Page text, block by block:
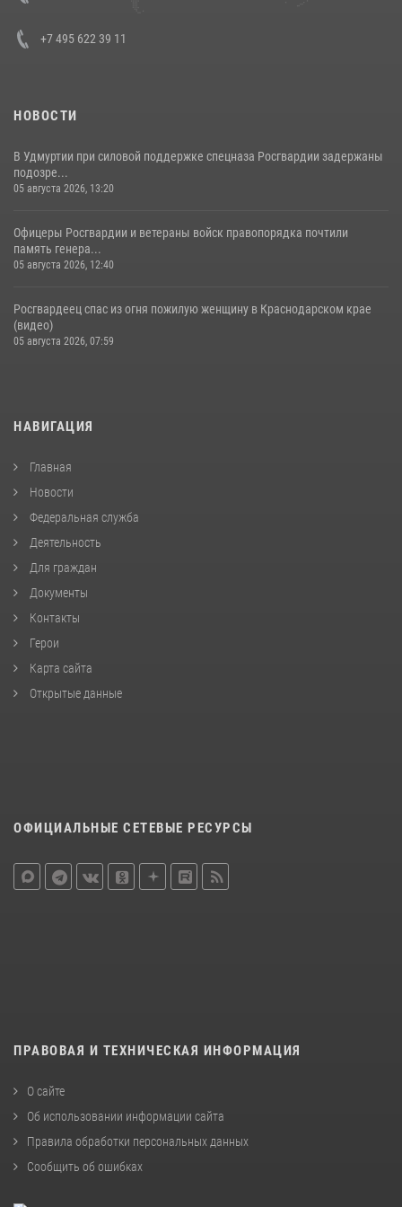
+7 495 622 39 11
НОВОСТИ
В Удмуртии при силовой поддержке спецназа Росгвардии задержаны
подозре...
05 августа 2026, 13:20
Офицеры Росгвардии и ветераны войск правопорядка почтили
память генера...
05 августа 2026, 12:40
Росгвардеец спас из огня пожилую женщину в Краснодарском крае
(видео)
05 августа 2026, 07:59
НАВИГАЦИЯ
Главная
Новости
Федеральная служба
Деятельность
Для граждан
Документы
Контакты
Герои
Карта сайта
Открытые данные
ОФИЦИАЛЬНЫЕ СЕТЕВЫЕ РЕСУРСЫ
ПРАВОВАЯ И ТЕХНИЧЕСКАЯ ИНФОРМАЦИЯ
О сайте
Об использовании информации сайта
Правила обработки персональных данных
Сообщить об ошибках